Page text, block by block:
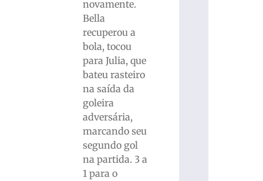
novamente.
Bella
recuperou a
bola, tocou
para Julia, que
bateu rasteiro
na saída da
goleira
adversária,
marcando seu
segundo gol
na partida. 3 a
1 para o